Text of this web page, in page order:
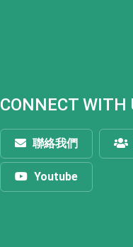
CONNECT WITH
聯絡我們
Youtube